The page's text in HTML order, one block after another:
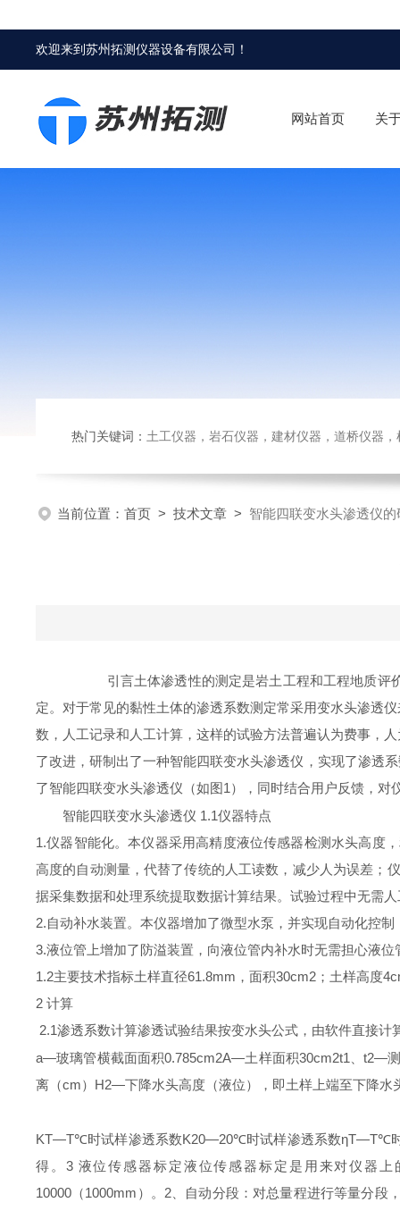
欢迎来到苏州拓测仪器设备有限公司 ！
网站首页 关
热门关键词： 土工仪器，岩石仪器，建材仪器，道桥仪器，检测
当前位置： 首页 > 技术文章 > 智能四联变水头渗透仪
引言土体渗透性的测定是岩土工程和工程地质评价
定。对于常见的黏性土体的渗透系数测定常采用变水头渗透
数，人工记录和人工计算，这样的试验方法普遍认为费事，
了改进，研制出了一种智能四联变水头渗透仪，实现了渗透
了智能四联变水头渗透仪（如图1），同时结合用户反馈，对
智能四联变水头渗透仪 1.1仪器特点
1.仪器智能化。本仪器采用高精度液位传感器检测水头高度
高度的自动测量，代替了传统的人工读数，减少人为误差；
据采集数据和处理系统提取数据计算结果。试验过程中无需
2.自动补水装置。本仪器增加了微型水泵，并实现自动化控
3.液位管上增加了防溢装置，向液位管内补水时无需担心液位
1.2主要技术指标土样直径61.8mm，面积30cm2；土样高度
2 计算
2.1渗透系数计算渗透试验结果按变水头公式，由软件直接计
a―玻璃管横截面面积0.785cm2A―土样面积30cm2t1、t2―
离（cm）H2―下降水头高度（液位），即土样上端至下降
KT―T℃时试样渗透系数K20―20℃时试样渗透系数ηT―T℃时
得。3 液位传感器标定液位传感器标定是用来对仪器
10000（1000mm）。2、自动分段：对总量程进行等量分